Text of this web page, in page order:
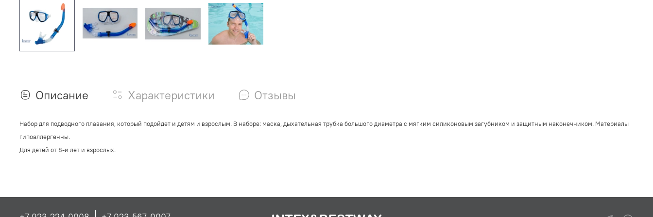
Описание Характеристики Отзывы
Набор для подводного плавания, который подойдет и детям и взрослым. В наборе: маска, дыхательная трубка большого диаметра с мягким силиконовым загубником и защитным наконечником. Материалы
гипоаллергенны.
Для детей от 8-и лет и взрослых.